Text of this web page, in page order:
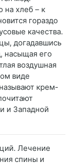
на хлеб – к
гораздо
качества.
догадавшись
насыщая его
воздушная
виде
крем-
и Западной
Лечение
спины и